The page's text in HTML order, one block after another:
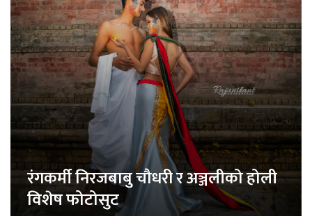
रंगकर्मी निरजबाबु चौधरी र अञ्जलीको होली
विशेष फोटोसुट